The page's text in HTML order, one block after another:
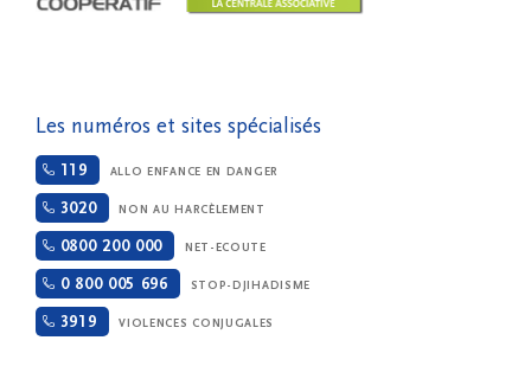
Les numéros et sites spécialisés
119 ALLO ENFANCE EN DANGER
3020 NON AU HARCÈLEMENT
0800 200 000 NET-ECOUTE
0 800 005 696 STOP-DJIHADISME
3919 VIOLENCES CONJUGALES